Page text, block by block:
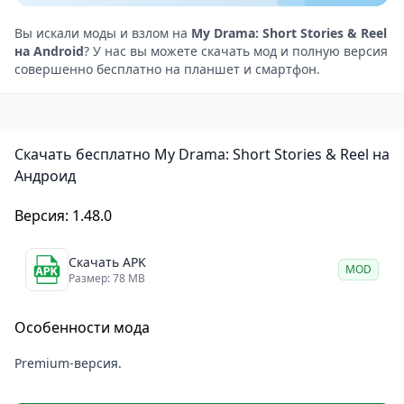
Контент представлен в формате вертикальных
видео, которые идеально подходят для мобильного
просмотра. Качество видео хорошее, сюжеты
разнообразные — от романтических историй до
скучать точно не будет.
Все истории озвучены, что позволяет полностью
погрузиться в атмосферу происходящего. Можно
местах или при отключённом звуке.
Особенности
Персонализированные рекомендации на основе
ваших интересов.
Вы искали моды и взлом на My Drama: Short Stories & Reel
на Android? У нас вы можете скачать мод и полную версия
совершенно бесплатно на планшет и смартфон.
Скачать бесплатно My Drama: Short Stories & Reel на
Андроид
Версия: 1.48.0
Скачать APK
Размер: 78 MB
MOD
Особенности мода
Premium-версия.